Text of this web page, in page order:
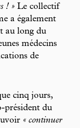
! » Le collectif
a également
au long du
médecins
de
cinq jours,
président du
« continuer